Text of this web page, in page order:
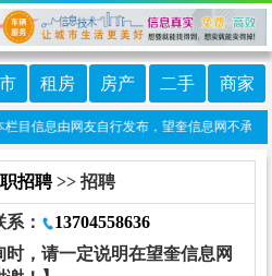
租房 房产 二手 商家
信息由网友自行发布，望奎信息网不承担
招聘>> 招聘
：
13704558636
时，请一定说明在望奎信息网